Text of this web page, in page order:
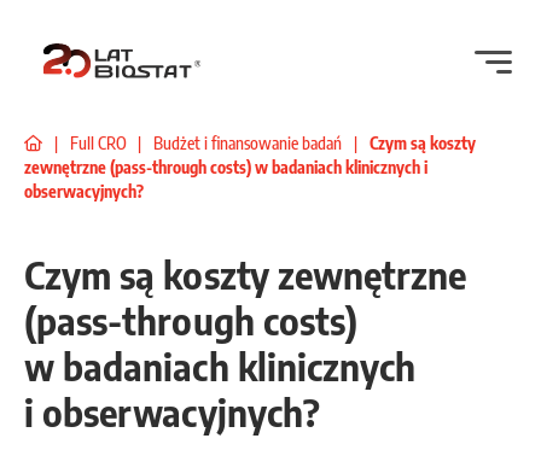
| Full CRO | Budżet i finansowanie badań | Czym są koszty
zewnętrzne (pass-through costs) w badaniach klinicznych i
obserwacyjnych?
Czym są koszty zewnętrzne
(pass-through costs)
w badaniach klinicznych
i obserwacyjnych?